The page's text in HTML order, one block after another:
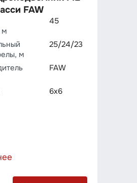
FAW
м
45
м
25/24/23
FAW
6х6